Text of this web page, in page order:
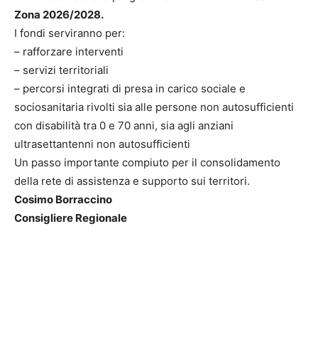
Zona 2026/2028.
I fondi serviranno per:
– rafforzare interventi
– servizi territoriali
– percorsi integrati di presa in carico sociale e
sociosanitaria rivolti sia alle persone non autosufficienti
con disabilità tra 0 e 70 anni, sia agli anziani
ultrasettantenni non autosufficienti
Un passo importante compiuto per il consolidamento
della rete di assistenza e supporto sui territori.
Cosimo Borraccino
Consigliere Regionale